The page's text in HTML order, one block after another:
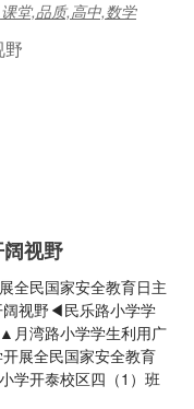
堂,品质,高中,数学
视野
全民国家安全教育日主
阔视野◀民乐路小学学
月湾路小学学生利用广
展全民国家安全教育
学开泰校区四（1）班